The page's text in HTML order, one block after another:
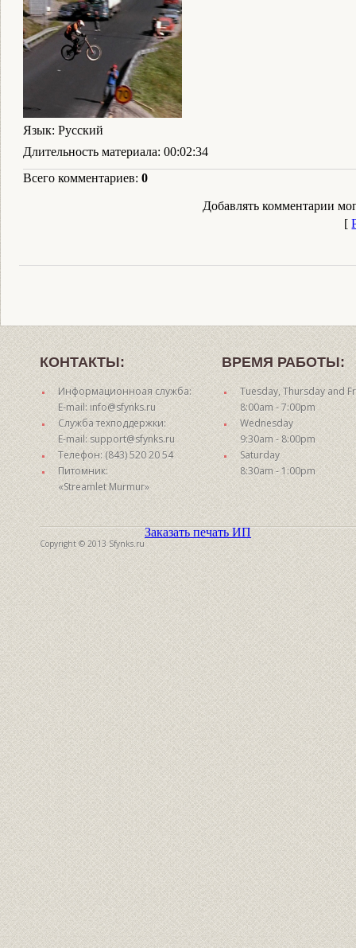
Язык: Русский
Длительность материала: 00:02:34
Всего комментариев: 0
Добавлять комментарии
[
КОНТАКТЫ:
Информационноая служба:
E-mail: info@sfynks.ru
Служба техподдержки:
E-mail: support@sfynks.ru
Телефон: (843) 520 20 54
Питомник:
«Streamlet Murmur»
ВРЕМЯ РАБОТЫ:
Tuesday, Thursday and
8:00am - 7:00pm
Wednesday
9:30am - 8:00pm
Saturday
8:30am - 1:00pm
Copyright © 2013 Sfynks.ru
Заказать печать ИП